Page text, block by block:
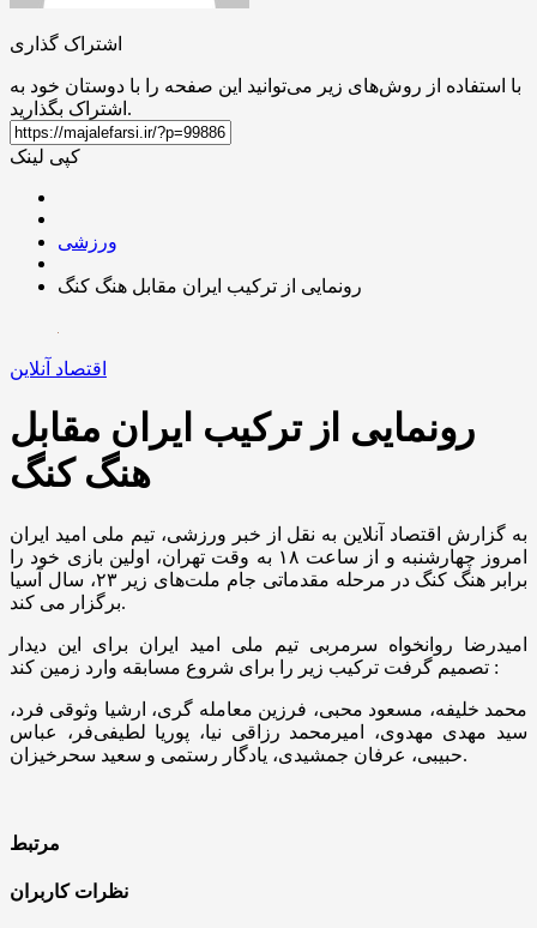
اشتراک گذاری
با استفاده از روش‌های زیر می‌توانید این صفحه را با دوستان خود به
اشتراک بگذارید.
کپی لینک
ورزشی
رونمایی از ترکیب ایران مقابل هنگ کنگ
اقتصاد آنلاین
رونمایی از ترکیب ایران مقابل
هنگ کنگ
به گزارش اقتصاد آنلاین به نقل از خبر ورزشی، تیم ملی امید ایران
امروز چهارشنبه و از ساعت ۱۸ به وقت تهران، اولین بازی خود را
برابر هنگ کنگ در مرحله مقدماتی جام ملت‌های زیر ۲۳، سال آسیا
برگزار می کند.
امیدرضا روانخواه سرمربی تیم ملی امید ایران برای این دیدار
تصمیم گرفت ترکیب زیر را برای شروع مسابقه وارد زمین کند :
محمد خلیفه، مسعود محبی، فرزین معامله گری، ارشیا وثوقی فرد،
سید مهدی مهدوی، امیرمحمد رزاقی نیا، پوریا لطیفی‌فر، عباس
حبیبی، عرفان جمشیدی، یادگار رستمی و سعید سحرخیزان.
مرتبط
نظرات کاربران